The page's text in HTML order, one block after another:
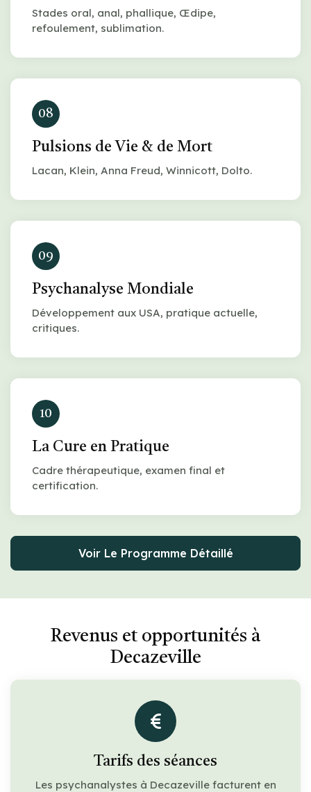
Stades oral, anal, phallique, Œdipe,
refoulement, sublimation.
08
Pulsions de Vie & de Mort
Lacan, Klein, Anna Freud, Winnicott, Dolto.
09
Psychanalyse Mondiale
Développement aux USA, pratique actuelle,
critiques.
10
La Cure en Pratique
Cadre thérapeutique, examen final et
certification.
Voir Le Programme Détaillé
Revenus et opportunités à
Decazeville
Tarifs des séances
Les psychanalystes à Decazeville facturent en